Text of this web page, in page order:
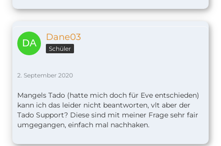
Dann hat man die neueste Hardware (was mir
Ich habe dann bald eine V3 Bridge abzugeben,
denn die wird ja nur initial gebraucht.
Geschichte für den Einstieg.
So brauche ich dann nur die Aquara
Fenstersensoren in Homekit bringen und die
Automation dafür bauen und beim Rest die wohl
sehr gut funktionierenden TADO Automationen
Dane03
Schüler
2. September 2020
Mangels Tado (hatte mich doch für Eve entschieden)
kann ich das leider nicht beantworten, vlt aber der
Tado Support? Diese sind mit meiner Frage sehr fair
umgegangen, einfach mal nachhaken.